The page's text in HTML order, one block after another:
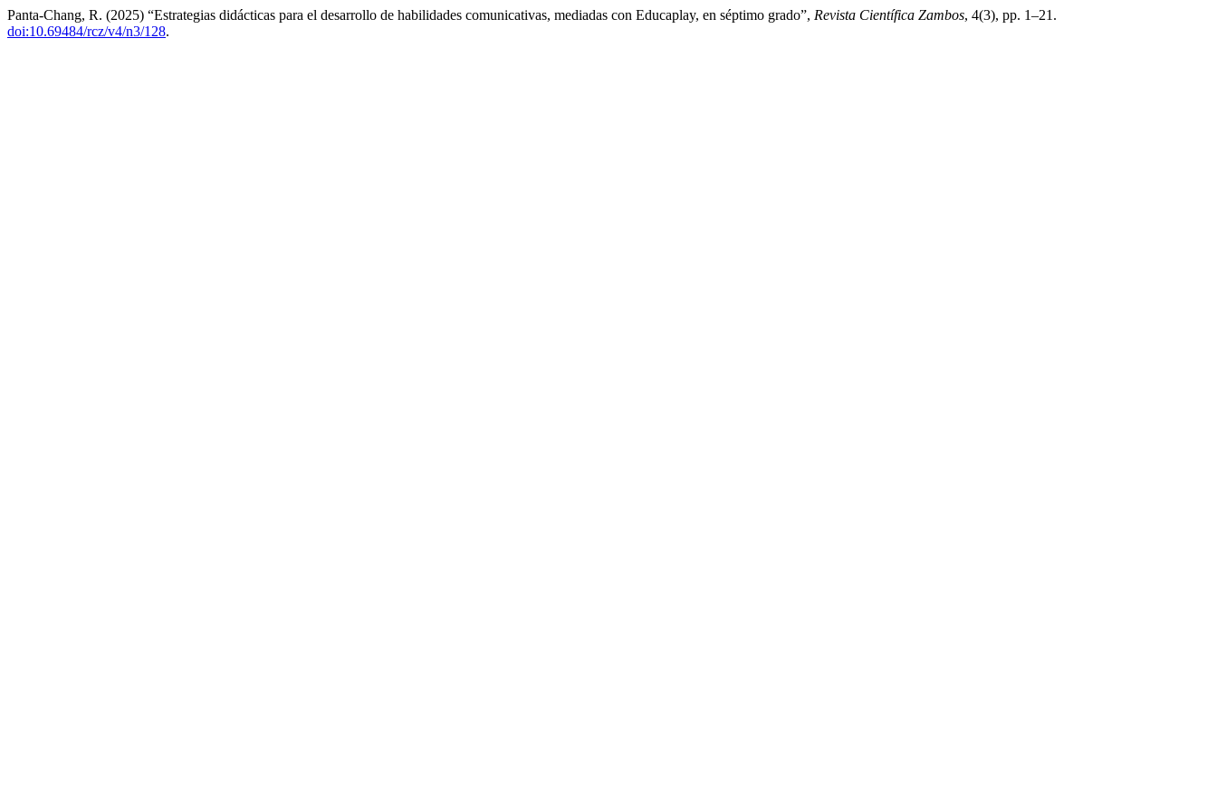
Panta-Chang, R. (2025) “Estrategias didácticas para el desarrollo de habilidades comunicativas, mediadas con Educaplay, en séptimo grado”, Revista Científica Zambos, 4(3), pp. 1–21.
doi:10.69484/rcz/v4/n3/128.